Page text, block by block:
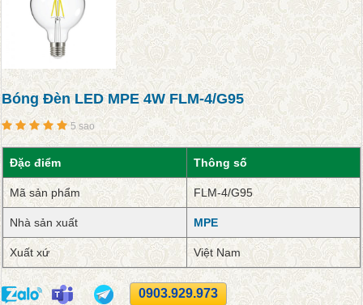
Bóng Đèn LED MPE 4W FLM-4/G95
5 sao
Đặc điểm Thông số
Mã sản phẩm FLM-4/G95
Nhà sản xuất MPE
Xuất xứ Việt Nam
0903.929.973